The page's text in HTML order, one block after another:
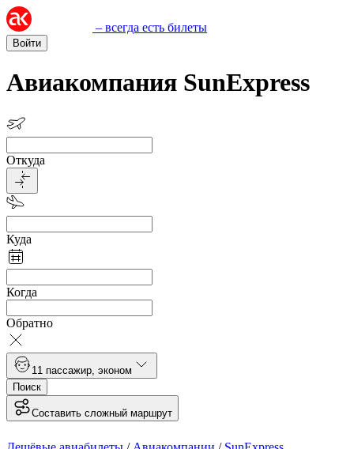
– всегда есть билеты
Войти
Авиакомпания SunExpress
Откуда
Куда
Когда
Обратно
1 1 пассажир эконом
Поиск
Составить сложный маршрут